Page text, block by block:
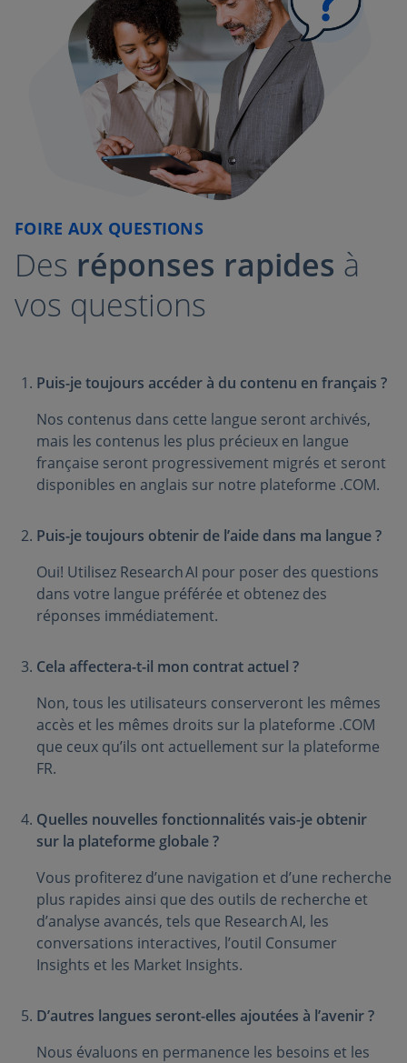
FOIRE AUX QUESTIONS
Des réponses rapides à
vos questions
Puis-je toujours accéder à du contenu en français ?
Nos contenus dans cette langue seront archivés,
mais les contenus les plus précieux en langue
française seront progressivement migrés et seront
disponibles en anglais sur notre plateforme .COM.
Puis-je toujours obtenir de l’aide dans ma langue ?
Oui! Utilisez Research AI pour poser des questions
dans votre langue préférée et obtenez des
réponses immédiatement.
Cela affectera-t-il mon contrat actuel ?
Non, tous les utilisateurs conserveront les mêmes
accès et les mêmes droits sur la plateforme .COM
que ceux qu’ils ont actuellement sur la plateforme
FR.
Quelles nouvelles fonctionnalités vais-je obtenir
sur la plateforme globale ?
Vous profiterez d’une navigation et d’une recherche
plus rapides ainsi que des outils de recherche et
d’analyse avancés, tels que Research AI, les
conversations interactives, l’outil Consumer
Insights et les Market Insights.
D’autres langues seront-elles ajoutées à l’avenir ?
Nous évaluons en permanence les besoins et les